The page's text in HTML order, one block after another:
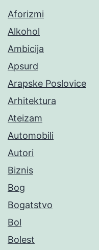
Aforizmi
Alkohol
Ambicija
Apsurd
Arapske Poslovice
Arhitektura
Ateizam
Automobili
Autori
Biznis
Bog
Bogatstvo
Bol
Bolest